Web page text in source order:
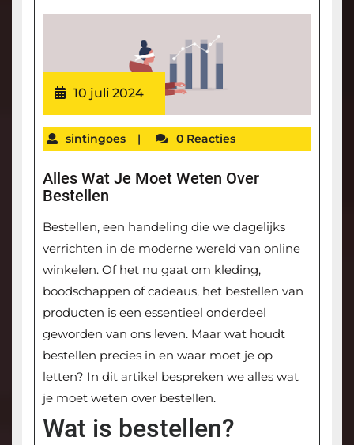
10 juli 2024
sintingoes | 0 Reacties
Alles Wat Je Moet Weten Over
Bestellen
Bestellen, een handeling die we dagelijks
verrichten in de moderne wereld van online
winkelen. Of het nu gaat om kleding,
boodschappen of cadeaus, het bestellen van
producten is een essentieel onderdeel
geworden van ons leven. Maar wat houdt
bestellen precies in en waar moet je op
letten? In dit artikel bespreken we alles wat
je moet weten over bestellen.
Wat is bestellen?